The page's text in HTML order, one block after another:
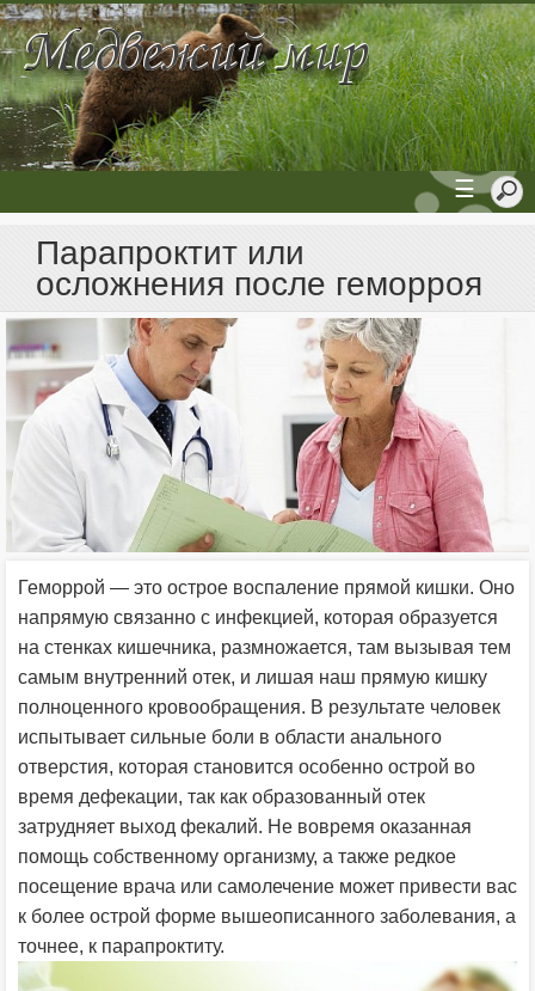
☰
Парапроктит или
осложнения после геморроя
Геморрой — это острое воспаление прямой кишки. Оно
напрямую связанно с инфекцией, которая образуется
на стенках кишечника, размножается, там вызывая тем
самым внутренний отек, и лишая наш прямую кишку
полноценного кровообращения. В результате человек
испытывает сильные боли в области анального
отверстия, которая становится особенно острой во
время дефекации, так как образованный отек
затрудняет выход фекалий. Не вовремя оказанная
помощь собственному организму, а также редкое
посещение врача или самолечение может привести вас
к более острой форме вышеописанного заболевания, а
точнее, к парапроктиту.